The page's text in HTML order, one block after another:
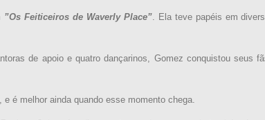
”Os Feiticeiros de Waverly Place”. Ela teve papéis em
de apoio e quatro dançarinos, Gomez conquistou seus
é melhor ainda quando esse momento chega.